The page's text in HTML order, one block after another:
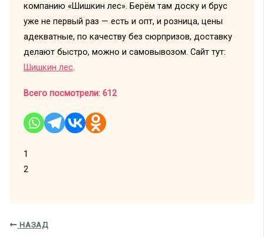
компанию «Шишкин лес». Берём там доску и брус
уже не первый раз — есть и опт, и розница, цены
адекватные, по качеству без сюрпризов, доставку
делают быстро, можно и самовывозом. Сайт тут:
Шишкин лес.
Всего посмотрели: 612
1
2
НАЗАД